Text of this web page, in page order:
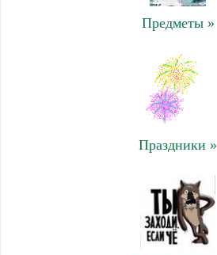
Предметы »
Праздники »